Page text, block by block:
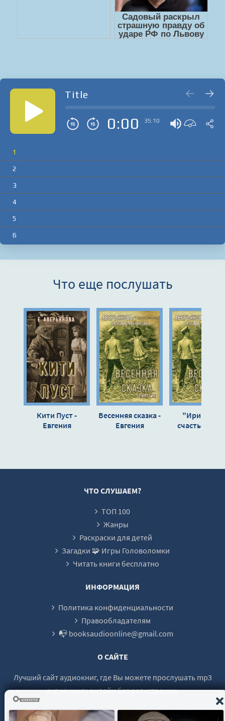
Title
0:00 35:10
1
2
3
4
5
6
Что еще послушать
Кити Пуст -
Евгения
Весенняя сказка -
Евгения
"Иринкино
счастье" -
ЧТО СЛУШАЕМ?
ТОП 100
Жанры
Раскраски для детей
Загадки 🧩 Игры Головоломки
Читать книги бесплатно
ИНФОРМАЦИЯ
Политика конфиденциальности
Правообладателям
📭 booksaudioonline@gmail.com
О САЙТЕ
Лучший сайт аудиокниг, где Вы можете прослушать mp3
аудиокнигу онлайн без регистрации.